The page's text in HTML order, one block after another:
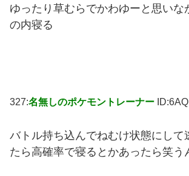
ゆったり草むらでかわゆーと思いな
の内寝る
327:名無しのポケモントレーナー
バトル持ち込んでねむけ状態にして
たら高確率で寝るとかあったら笑う